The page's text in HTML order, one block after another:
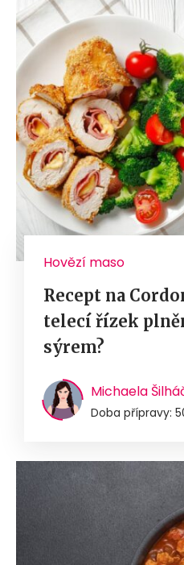
Hovězí maso
Recept na
telecí řízek
sýrem?
Michaela
Doba přípravy: